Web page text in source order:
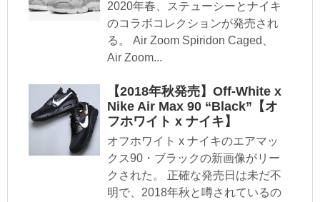
2020年春、ステューシーとナイキ
のコラボコレクションが発売され
る。 Air Zoom Spiridon Caged、
Air Zoom...
【2018年秋発売】Off-White x
Nike Air Max 90 “Black”【オ
フホワイト x ナイキ】
オフホワイト x ナイキのエアマッ
クス90・ブラックの新画像がリー
クされた。 正確な発売日は未だ不
明で、2018年秋と噂されているの